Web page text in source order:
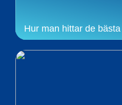
Hur man hittar de